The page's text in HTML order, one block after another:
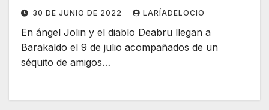
30 DE JUNIO DE 2022 LARÍADELOCIO
En ángel Jolin y el diablo Deabru llegan a
Barakaldo el 9 de julio acompañados de un
séquito de amigos…